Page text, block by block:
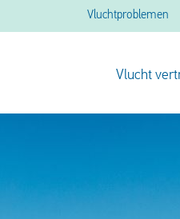
Vluchtproblemen
Vlucht